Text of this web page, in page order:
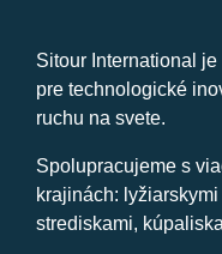
Sitour International
pre technologické
ruchu na svete.
Spolupracujeme s
krajinách:
strediskami,